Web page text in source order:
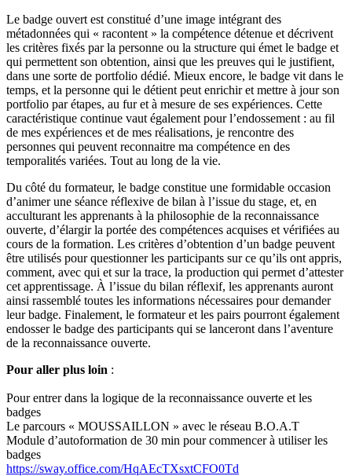
Le badge ouvert est constitué d’une image intégrant des
métadonnées qui « racontent » la compétence détenue et décrivent
les critères fixés par la personne ou la structure qui émet le badge et
qui permettent son obtention, ainsi que les preuves qui le justifient,
dans une sorte de portfolio dédié. Mieux encore, le badge vit dans le
temps, et la personne qui le détient peut enrichir et mettre à jour son
portfolio par étapes, au fur et à mesure de ses expériences. Cette
caractéristique continue vaut également pour l’endossement : au fil
de mes expériences et de mes réalisations, je rencontre des
personnes qui peuvent reconnaitre ma compétence en des
temporalités variées. Tout au long de la vie.
Du côté du formateur, le badge constitue une formidable occasion
d’animer une séance réflexive de bilan à l’issue du stage, et, en
acculturant les apprenants à la philosophie de la reconnaissance
ouverte, d’élargir la portée des compétences acquises et vérifiées au
cours de la formation. Les critères d’obtention d’un badge peuvent
être utilisés pour questionner les participants sur ce qu’ils ont appris,
comment, avec qui et sur la trace, la production qui permet d’attester
cet apprentissage. À l’issue du bilan réflexif, les apprenants auront
ainsi rassemblé toutes les informations nécessaires pour demander
leur badge. Finalement, le formateur et les pairs pourront également
endosser le badge des participants qui se lanceront dans l’aventure
de la reconnaissance ouverte.
Pour aller plus loin :
Pour entrer dans la logique de la reconnaissance ouverte et les
badges
Le parcours « MOUSSAILLON » avec le réseau B.O.A.T
Module d’autoformation de 30 min pour commencer à utiliser les
badges
https://sway.office.com/HqAEcTXsxtCFO0Td